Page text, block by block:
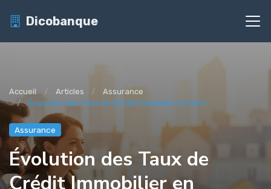
Dicobanque
Accueil Articles
Assurance
Évolution des Taux de Crédit Immobilier en Octo...
Assurance
Évolution des Taux de
Crédit Immobilier en